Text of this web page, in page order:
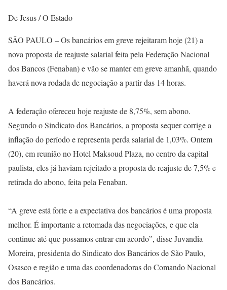
De Jesus / O Estado
SÃO PAULO – Os bancários em greve rejeitaram hoje (21) a
nova proposta de reajuste salarial feita pela Federação Nacional
dos Bancos (Fenaban) e vão se manter em greve amanhã, quando
haverá nova rodada de negociação a partir das 14 horas.
A federação ofereceu hoje reajuste de 8,75%, sem abono.
Segundo o Sindicato dos Bancários, a proposta sequer corrige a
inflação do período e representa perda salarial de 1,03%. Ontem
(20), em reunião no Hotel Maksoud Plaza, no centro da capital
paulista, eles já haviam rejeitado a proposta de reajuste de 7,5% e
retirada do abono, feita pela Fenaban.
“A greve está forte e a expectativa dos bancários é uma proposta
melhor. É importante a retomada das negociações, e que ela
continue até que possamos entrar em acordo”, disse Juvandia
Moreira, presidenta do Sindicato dos Bancários de São Paulo,
Osasco e região e uma das coordenadoras do Comando Nacional
dos Bancários.